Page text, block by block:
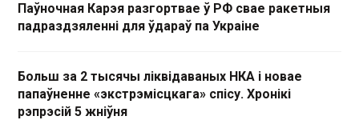
Паўночная Карэя разгортвае ў РФ свае ракетныя
падраздзяленні для ўдараў па Украіне
Больш за 2 тысячы ліквідаваных НКА і новае
папаўненне «экстрэмісцкага» спісу. Хронікі
рэпрэсій 5 жніўня